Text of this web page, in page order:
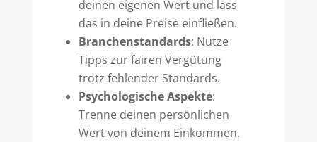
deinen eigenen Wert und lass
das in deine Preise einfließen.
Branchenstandards: Nutze
Tipps zur fairen Vergütung
trotz fehlender Standards.
Psychologische Aspekte:
Trenne deinen persönlichen
Wert von deinem Einkommen.